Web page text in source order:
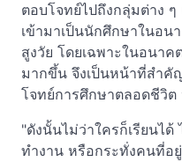
ตอบโจทย์ไปถึงกลุ่มต่าง
เข้ามาเป็นนักศึกษาในอน
สูงวัย โดยเฉพาะในอนาค
มากขึ้น จึงเป็นหน้าที่สำคั
โจทย์การศึกษาตลอดชีวิต
"ดังนั้นไม่ว่าใครก็เรียนไ
ทำงาน หรือกระทั่งคนที่อ